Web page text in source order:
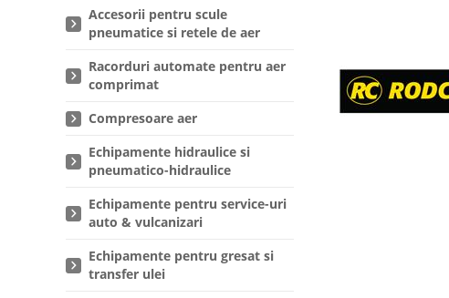
Accesorii pentru scule
pneumatice si retele de aer
Racorduri automate pentru aer
comprimat
Compresoare aer
Echipamente hidraulice si
pneumatico-hidraulice
Echipamente pentru service-uri
auto & vulcanizari
Echipamente pentru gresat si
transfer ulei